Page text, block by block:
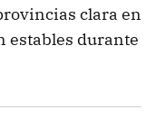
clara en
estables durante